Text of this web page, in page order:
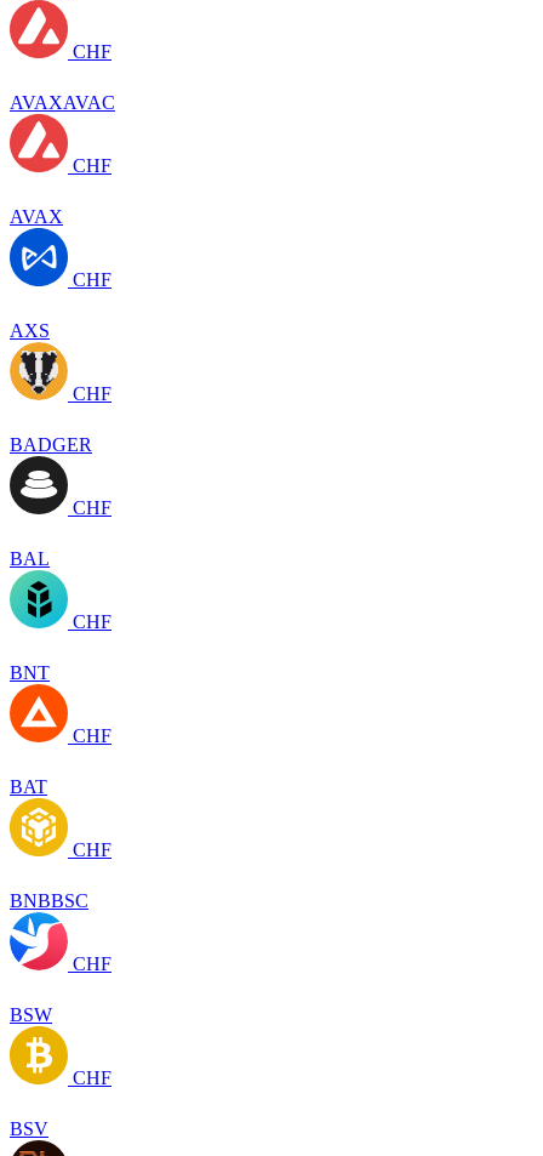
CHF
AVAXAVAC
CHF
AVAX
CHF
AXS
CHF
BADGER
CHF
BAL
CHF
BNT
CHF
BAT
CHF
BNBBSC
CHF
BSW
CHF
BSV